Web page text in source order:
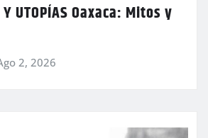
Y UTOPÍAS Oaxaca: Mitos y
2, 2026